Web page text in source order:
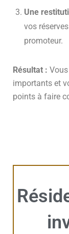
Une
vos
promoteur.
Résultat :
importants et
points à faire